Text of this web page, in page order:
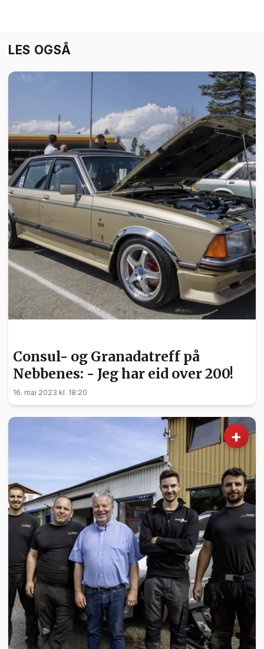
LES OGSÅ
Consul- og Granadatreff på
Nebbenes: - Jeg har eid over 200!
16. mai 2023 kl. 18:20
+